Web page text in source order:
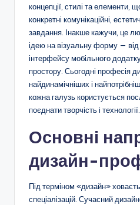
концепції, стилі та елементи,
конкретні комунікаційні,
завдання. Інакше кажучи, це
ідею на візуальну форму —
інтерфейсу мобільного
простору. Сьогодні професія
найдинамічніших і
кожна галузь користується
поєднати творчість і технології.
Основні
дизайн-
Під терміном «дизайн»
спеціалізацій. Сучасний